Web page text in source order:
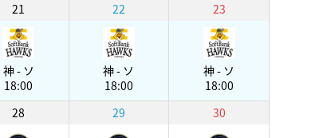
21
神 - ソ
18:00
22
神 - ソ
18:00
23
神 - ソ
18:00
28 29 30